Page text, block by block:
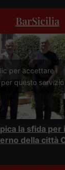
BarSicilia
per accettare i
questo servizio
la sfida
della città